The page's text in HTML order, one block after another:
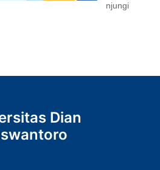
njungi
Dian